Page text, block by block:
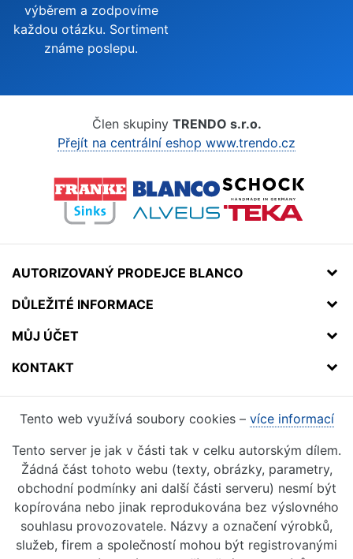
výběrem a zodpovíme
každou otázku. Sortiment
známe poslepu.
Člen skupiny TRENDO s.r.o.
Přejít na centrální eshop www.trendo.cz
AUTORIZOVANÝ PRODEJCE BLANCO
DŮLEŽITÉ INFORMACE
MŮJ ÚČET
KONTAKT
Tento web využívá soubory cookies – více informací
Tento server je jak v části tak v celku autorským dílem.
Žádná část tohoto webu (texty, obrázky, parametry,
obchodní podmínky ani další části serveru) nesmí být
kopírována nebo jinak reprodukována bez výslovného
souhlasu provozovatele. Názvy a označení výrobků,
služeb, firem a společností mohou být registrovanými